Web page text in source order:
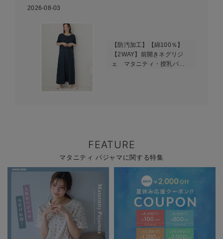
2026-08-03
【防汚加工】【綿100％】
【2WAY】前開きネグリジ
ェ マタニティ・授乳パジ
FEATURE
マタニティ パジャマに関する特集